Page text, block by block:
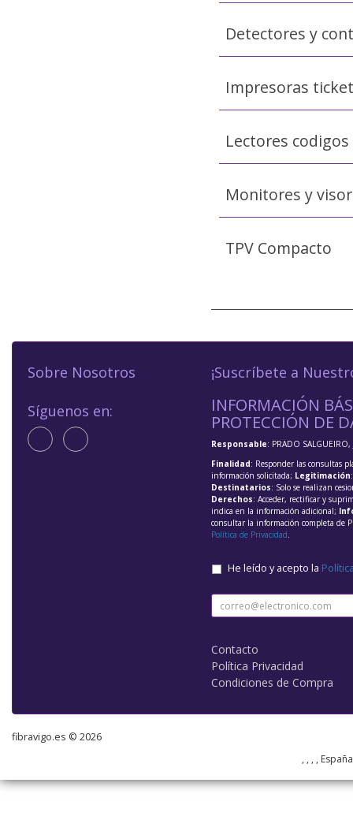
Detectores y
Impresoras
Lectores
Monitores y
TPV Compacto
Sobre Nosotros
Síguenos en:
¡Suscríbete a
INFORMACIÓN
PROTECCIÓN DE
Responsable: PRADO SALGUEIRO,
Finalidad: Responder las consultas
información solicitada; Legitimación
Destinatarios: Solo se realizan
Derechos: Acceder, rectificar y
indica en la información adicional;
consultar la información completa de
Política de Privacidad.
He leído y acepto la
Contacto
Política Privacidad
Condiciones de Compra
fibravigo.es © 2026
, , , ,